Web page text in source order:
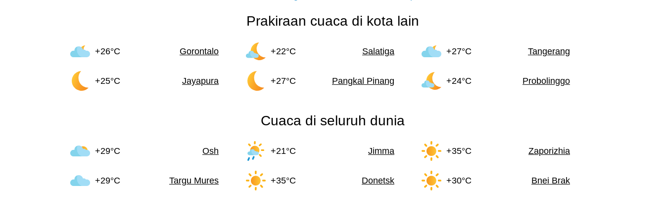
Prakiraan cuaca di kota lain
+26°C Gorontalo +22°C Salatiga +27°C Tangerang
+25°C Jayapura +27°C Pangkal Pinang +24°C Probolinggo
Cuaca di seluruh dunia
+29°C Osh +21°C Jimma +35°C Zaporizhia
+29°C Targu Mures +35°C Donetsk +30°C Bnei Brak